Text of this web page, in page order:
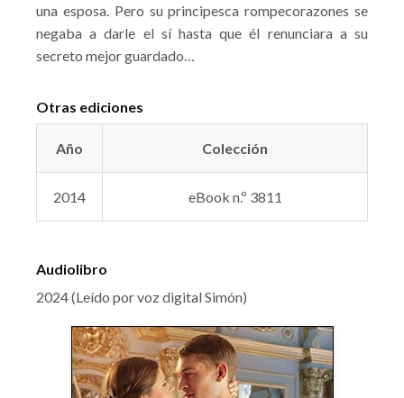
una esposa. Pero su principesca rompecorazones se
negaba a darle el sí hasta que él renunciara a su
secreto mejor guardado…
Otras ediciones
Año Colección
2014 eBook n.º 3811
Audiolibro
2024 (Leído por voz digital Simón)